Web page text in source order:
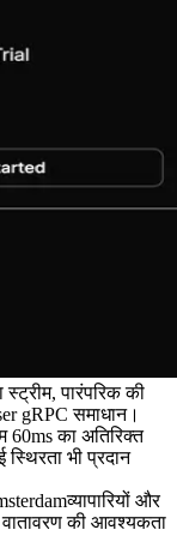
पारंपरिक की
gRPC समाधान।
का अतिरिक्त
भी प्रदान
और
की आवश्यकता